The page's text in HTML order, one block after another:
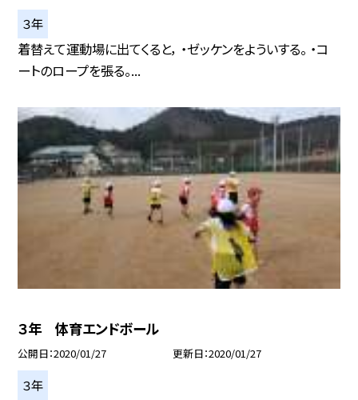
３年
着替えて運動場に出てくると， ・ゼッケンをよういする。 ・コ
ートのロープを張る。...
３年 体育エンドボール
公開日 2020/01/27 更新日 2020/01/27
３年